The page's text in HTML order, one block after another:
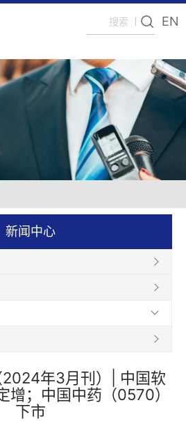
EN
新闻中心
年3月刊）| 中国软
；中国中药（0570）
下市